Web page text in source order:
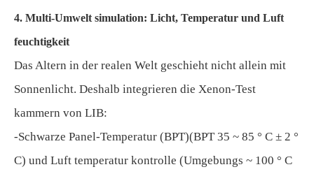
4. Multi-Umwelt simulation: Licht, Temperatur und Luft
feuchtigkeit
Das Altern in der realen Welt geschieht nicht allein mit
Sonnenlicht. Deshalb integrieren die Xenon-Test
kammern von LIB:
-Schwarze Panel-Temperatur (BPT)(BPT 35 ~ 85 ° C ± 2 °
C) und Luft temperatur kontrolle (Umgebungs ~ 100 ° C